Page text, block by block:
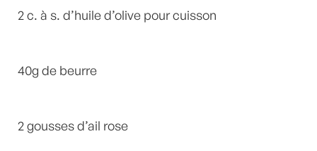
2 c. à s. d’huile d’olive pour cuisson
40g de beurre
2 gousses d’ail rose